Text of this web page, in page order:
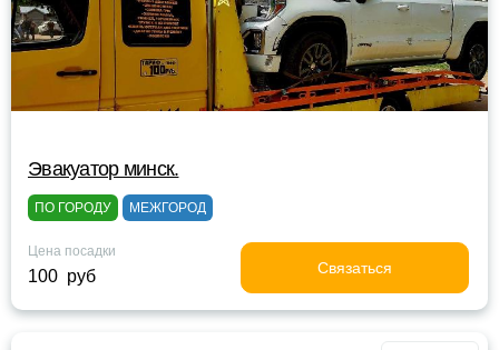
Эвакуатор минск.
ПО ГОРОДУ МЕЖГОРОД
Цена посадки
100 руб Связаться